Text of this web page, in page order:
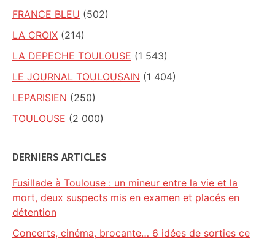
FRANCE BLEU (502)
LA CROIX (214)
LA DEPECHE TOULOUSE (1 543)
LE JOURNAL TOULOUSAIN (1 404)
LEPARISIEN (250)
TOULOUSE (2 000)
DERNIERS ARTICLES
Fusillade à Toulouse : un mineur entre la vie et la
mort, deux suspects mis en examen et placés en
détention
Concerts, cinéma, brocante… 6 idées de sorties ce